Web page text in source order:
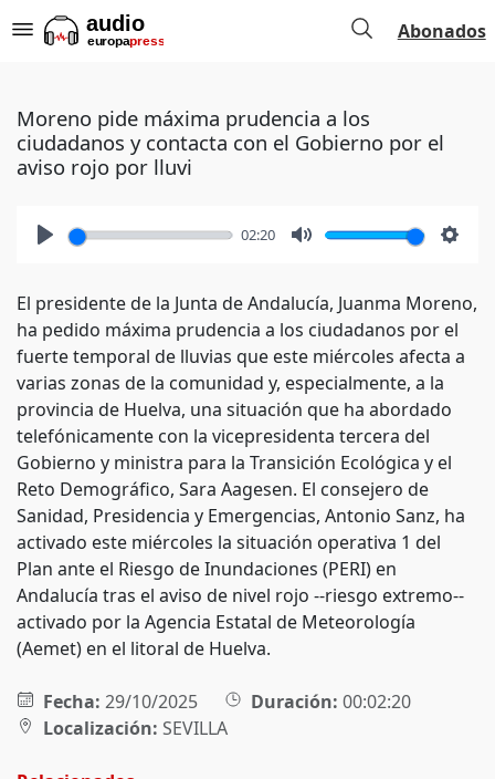
Abonados
Moreno pide máxima prudencia a los
ciudadanos y contacta con el Gobierno por el
aviso rojo por lluvi
02:20
El presidente de la Junta de Andalucía, Juanma Moreno,
ha pedido máxima prudencia a los ciudadanos por el
fuerte temporal de lluvias que este miércoles afecta a
varias zonas de la comunidad y, especialmente, a la
provincia de Huelva, una situación que ha abordado
telefónicamente con la vicepresidenta tercera del
Gobierno y ministra para la Transición Ecológica y el
Reto Demográfico, Sara Aagesen. El consejero de
Sanidad, Presidencia y Emergencias, Antonio Sanz, ha
activado este miércoles la situación operativa 1 del
Plan ante el Riesgo de Inundaciones (PERI) en
Andalucía tras el aviso de nivel rojo --riesgo extremo--
activado por la Agencia Estatal de Meteorología
(Aemet) en el litoral de Huelva.
Fecha: 29/10/2025 Duración: 00:02:20
Localización: SEVILLA